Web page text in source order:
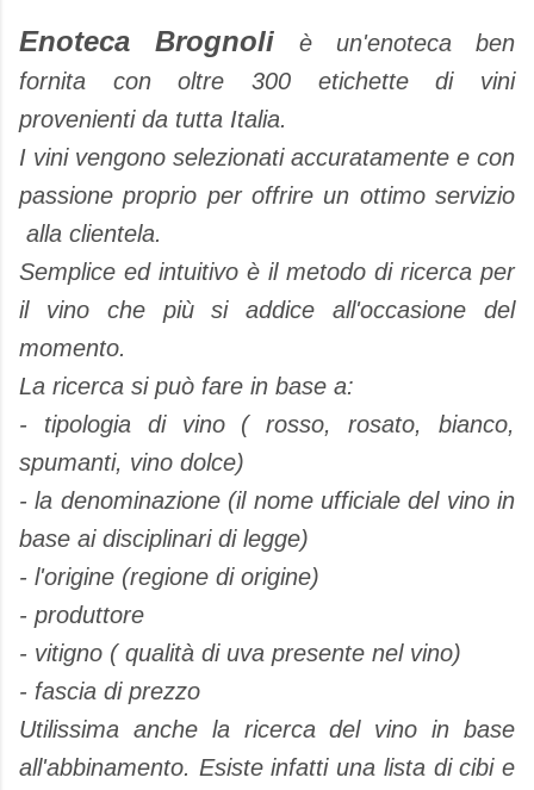
Enoteca Brognoli
è un'enoteca ben
fornita con oltre 300 etichette di vini
provenienti da tutta Italia.
I vini vengono selezionati accuratamente e con
passione proprio per offrire un ottimo servizio
alla clientela.
Semplice ed intuitivo è il metodo di ricerca per
il vino che più si addice all'occasione del
momento.
La ricerca si può fare in base a:
- tipologia di vino ( rosso, rosato, bianco,
spumanti, vino dolce)
- la denominazione (il nome ufficiale del vino in
base ai disciplinari di legge)
- l'origine (regione di origine)
- produttore
- vitigno ( qualità di uva presente nel vino)
- fascia di prezzo
Utilissima anche la ricerca del vino in base
all'abbinamento. Esiste infatti una lista di cibi e